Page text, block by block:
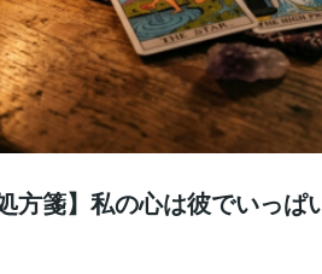
方箋】私の心は彼でいっ